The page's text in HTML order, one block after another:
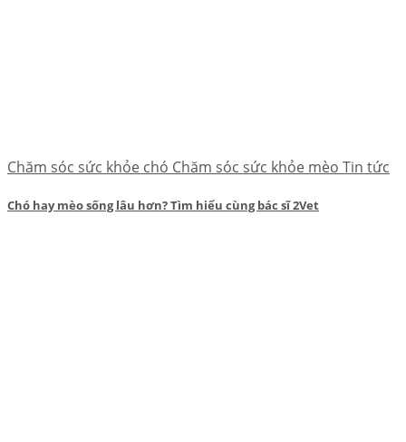
Chăm sóc sức khỏe chó Chăm sóc sức khỏe mèo Tin tức
Chó hay mèo sống lâu hơn? Tìm hiểu cùng bác sĩ 2Vet